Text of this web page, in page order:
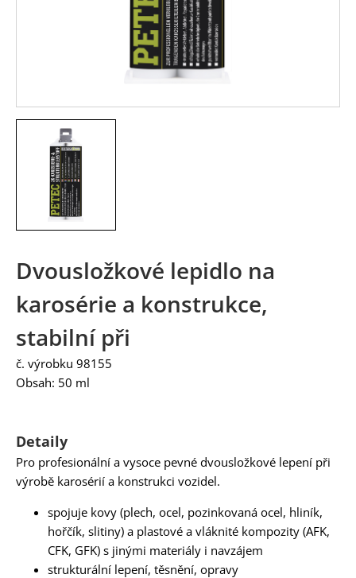
Dvousložkové lepidlo na
karosérie a konstrukce,
stabilní při
č. výrobku 98155
Obsah: 50 ml
Detaily
Pro profesionální a vysoce pevné dvousložkové lepení při
výrobě karosérií a konstrukci vozidel.
spojuje kovy (plech, ocel, pozinkovaná ocel, hliník,
hořčík, slitiny) a plastové a vláknité kompozity (AFK,
CFK, GFK) s jinými materiály i navzájem
strukturální lepení, těsnění, opravy